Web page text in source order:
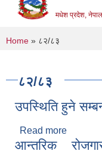
मधेश प्रदेश, नेपाल
You are here
Home » ८२/८३
८२/८३
उपस्थिति हुने
Read more
आन्तरिक